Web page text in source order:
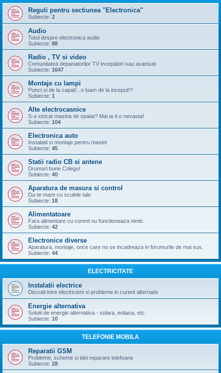
Reguli pentru sectiunea "Electronica"
Subiecte: 2
Audio
Totul despre electronica audio
Subiecte: 88
Radio , TV si video
Comunitatea depanatorilor TV incepatori sau avansati
Subiecte: 1647
Montaje cu lampi
Punct si de la capat!...o luam de la inceput!?
Subiecte: 1
Alte electrocasnice
S-a stricat masina de spalat? Mai ia-ti o nevasta!
Subiecte: 104
Electronica auto
Instalatii si montaje pentru masini
Subiecte: 45
Statii radio CB si antene
Drumuri bune Colegu!
Subiecte: 40
Aparatura de masura si control
Da-te mare cu sculele tale
Subiecte: 18
Alimentatoare
Fara alimentare cu curent nu functioneaza nimic.
Subiecte: 42
Electronice diverse
Aparatura, montaje, orice care nu se incadreaza in forumurile de mai sus.
Subiecte: 44
ELECTRICITATE
Instalatii electrice
Discutii intre electricieni si probleme in curent alternativ
Energie alternativa
Solutii de energie alternativa - solara, eoliana, etc.
Subiecte: 10
TELEFONIE MOBILA
Reparatii GSM
Probleme, scheme si idei reparare telefoane
Subiecte: 28